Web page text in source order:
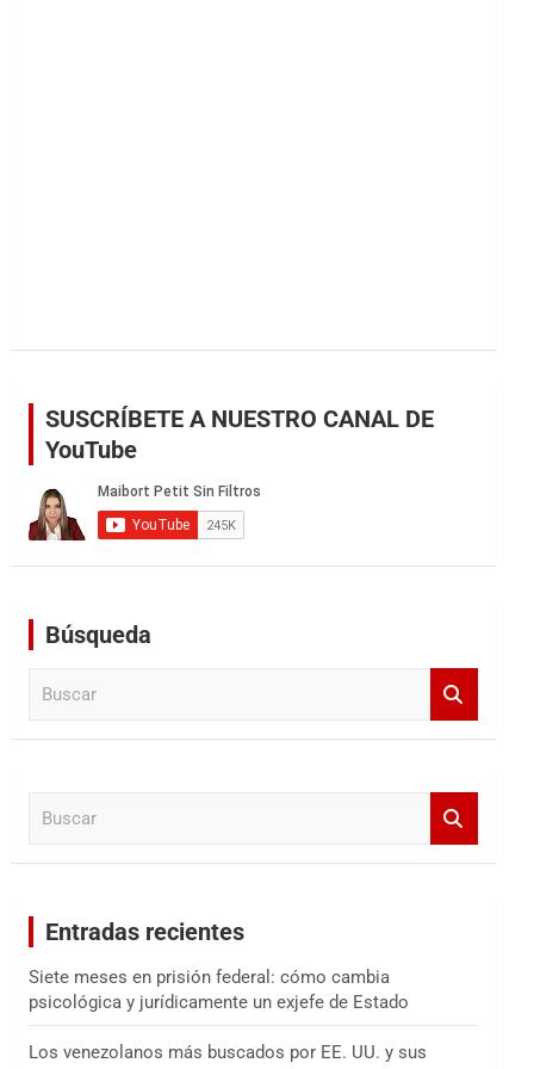
SUSCRÍBETE A NUESTRO CANAL DE
YouTube
Búsqueda
Entradas recientes
Siete meses en prisión federal: cómo cambia
psicológica y jurídicamente un exjefe de Estado
Los venezolanos más buscados por EE. UU. y sus